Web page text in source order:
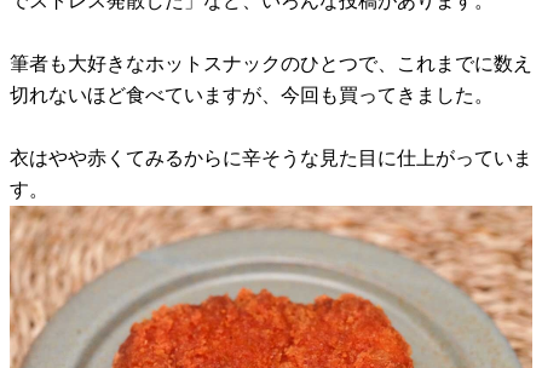
筆者も大好きなホットスナックのひとつで、これまでに数え
切れないほど食べていますが、今回も買ってきました。
衣はやや赤くてみるからに辛そうな見た目に仕上がっていま
す。